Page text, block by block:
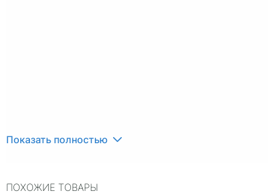
Показать полностью
ПОХОЖИЕ ТОВАРЫ